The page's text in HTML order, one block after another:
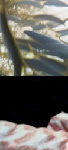
Inicio/